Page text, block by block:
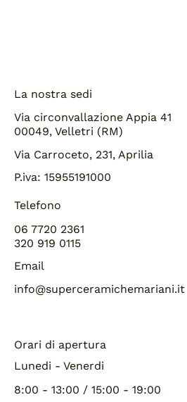
La nostra sedi
Via circonvallazione Appia 41
00049, Velletri (RM)
Via Carroceto, 231, Aprilia
P.iva: 15955191000
Telefono
06 7720 2361
320 919 0115
Email
info@superceramichemariani.it
Orari di apertura
Lunedi - Venerdi
8:00 - 13:00 / 15:00 - 19:00